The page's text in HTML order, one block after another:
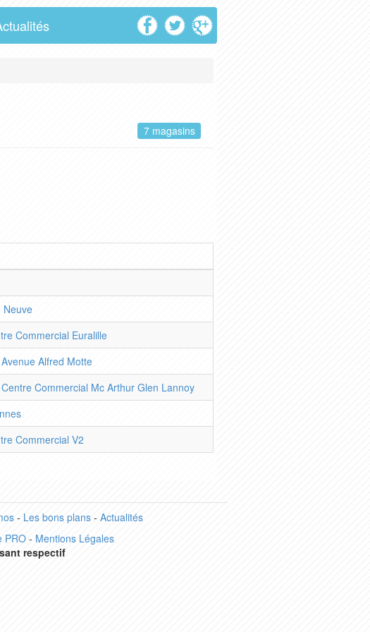
7 magasins
Neuve
Commercial Euralille
Alfred Motte
Commercial Mc Arthur Glen Lannoy
Commercial V2
- Les bons plans- Actualités
PRO- Mentions Légales
respectif